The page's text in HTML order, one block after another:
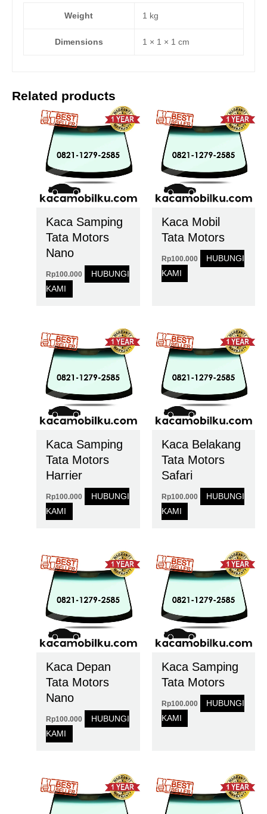
Weight 1 kg
Dimensions 1 × 1 × 1 cm
Related products
Kaca Samping
Tata Motors
Nano
Rp100.000
HUBUNGI
KAMI
Kaca Mobil
Tata Motors
Rp100.000
HUBUNGI
KAMI
Kaca Samping
Tata Motors
Harrier
Rp100.000
HUBUNGI
KAMI
Kaca Belakang
Tata Motors
Safari
Rp100.000
HUBUNGI
KAMI
Kaca Depan
Tata Motors
Nano
Rp100.000
HUBUNGI
KAMI
Kaca Samping
Tata Motors
Rp100.000
HUBUNGI
KAMI